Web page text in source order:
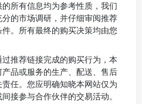
的所有信息均为参考性质，我们
的市场调研，并仔细审阅推荐
。所有最终的购买决策均由您
过推荐链接完成的购买行为，本
品或服务的生产、配送、售后
任。您应明确知晓本网站仅为
接参与合作伙伴的交易活动。